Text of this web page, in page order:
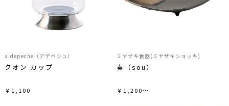
a.depeche（アデペシュ）
クオン カップ
￥1,100
ミヤザキ食器(ミヤザキショッキ)
奏（sou）
￥1,200～